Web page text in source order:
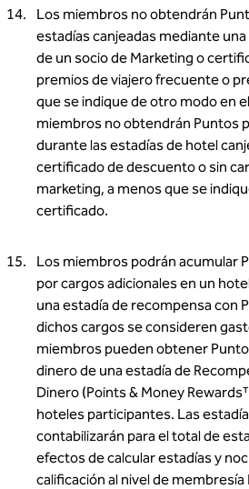
Los miembros no obtendrán
estadías canjeadas mediante
de un socio de Marketing o
premios de viajero frecuente o
que se indique de otro modo en
miembros no obtendrán Puntos
durante las estadías de hotel
certificado de descuento o sin
marketing, a menos que se
certificado.
Los miembros podrán acumular
por cargos adicionales en un
una estadía de recompensa con
dichos cargos se consideren
miembros pueden obtener
dinero de una estadía de
Dinero (Points & Money
hoteles participantes. Las
contabilizarán para el total de
efectos de calcular estadías y
calificación al nivel de membresía